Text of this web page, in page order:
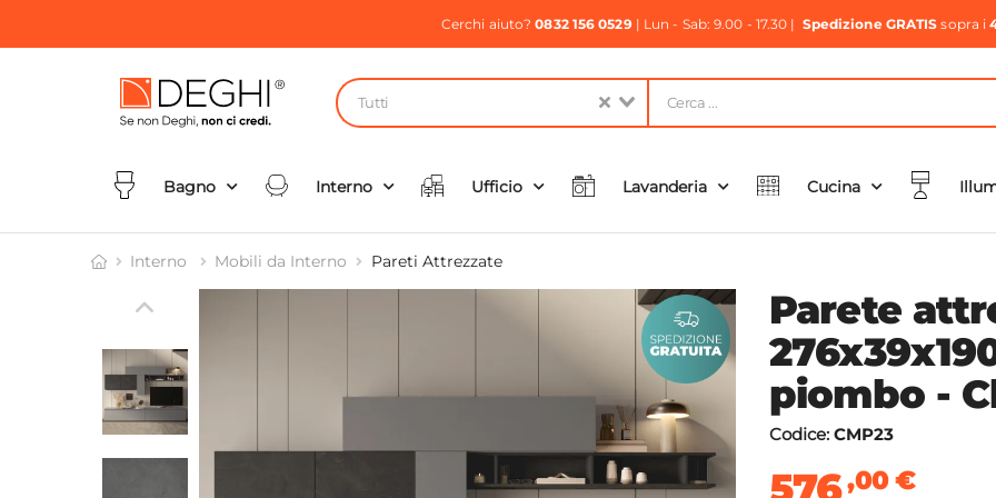
Cerchi aiuto?0832 156 0529| Lun - Sab: 9.00 - 17.30 | Spedizione GRATIS sopra i
Tutti
Bagno Interno Ufficio Lavanderia Cucina
Interno Mobili da Interno Pareti Attrezzate
Parete
piombo -
Codice: CMP23
,00€